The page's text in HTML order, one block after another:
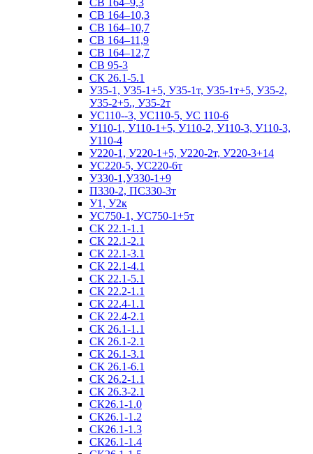
СВ 164–10,3
СВ 164–10,7
СВ 164–11,9
СВ 164–12,7
СВ 95-3
СК 26.1-5.1
У35-1, У35-1+5, У35-1т, У35-1т+5, У35-2,
У35-2+5., У35-2т
УС110--3, УС110-5, УС 110-6
У110-1, У110-1+5, У110-2, У110-3, У110-3,
У110-4
У220-1, У220-1+5, У220-2т, У220-3+14
УС220-5, УС220-6т
У330-1,У330-1+9
П330-2, ПС330-3т
У1, У2к
УС750-1, УС750-1+5т
СК 22.1-1.1
СК 22.1-2.1
СК 22.1-3.1
СК 22.1-4.1
СК 22.1-5.1
СК 22.2-1.1
СК 22.4-1.1
СК 22.4-2.1
СК 26.1-1.1
СК 26.1-2.1
СК 26.1-3.1
СК 26.1-6.1
СК 26.2-1.1
СК 26.3-2.1
СК26.1-1.0
СК26.1-1.2
СК26.1-1.3
СК26.1-1.4